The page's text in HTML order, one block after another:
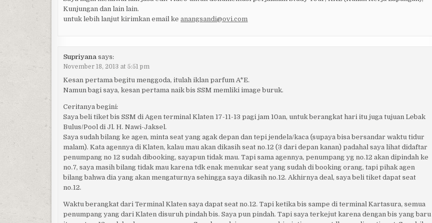
Kunjungan dan lain lain.
untuk lebih lanjut kirimkan email keanangsandi@ovi.com
Supriyana says:
November 18, 2013 at 5:51 pm
Kesan pertama begitu menggoda, itulah iklan parfum A*E.
Namun bagi saya, kesan pertama naik bis SSM memliki image buruk.
Ceritanya begini:
Saya beli tiket bis SSM di Agen terminal Klaten 17-11-13 pagi jam 10an, untuk berangkat hari itu juga tujuan Lebak
Bulus/Pool di Jl. H. Nawi-Jaksel.
Saya sudah bilang ke agen, minta seat yang agak depan dan tepi jendela/kaca (supaya bisa bersandar waktu tidur
malam). Kata agennya di Klaten, kalau mau akan dikasih seat no.12 (3 dari depan kanan) padahal saya lihat didaftar
penumpang no 12 sudah dibooking, sayapun tidak mau. Tapi sama agennya, penumpang yg no.12 akan dipindah ke
no.7, saya masih bilang tidak mau karena tdk enak menukar seat yang sudah di booking orang, tapi pihak agen
bilang bahwa dia yang akan mengaturnya sehingga saya dikasih no.12. Akhirnya deal, saya beli tiket dapat seat
no.12.
Waktu berangkat dari Terminal Klaten saya dapat seat no.12. Tapi ketika bis sampe di terminal Kartasura, semua
penumpang yang dari Klaten disuruh pindah bis. Saya pun pindah. Tapi saya terkejut karena dengan bis yang baru